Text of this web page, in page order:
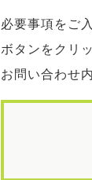
必要事項をご
ボタンをクリ
お問い合わせ